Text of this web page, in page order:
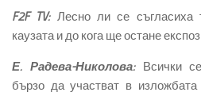
F2F TV: Лесно ли се съгласиха
каузата и до кога ще остане
Е. Радева-Николова:Всички се
бързо да участват в